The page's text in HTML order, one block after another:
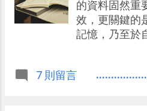
的資料固然重
效，更關鍵的
記憶，乃至於
7 則留言